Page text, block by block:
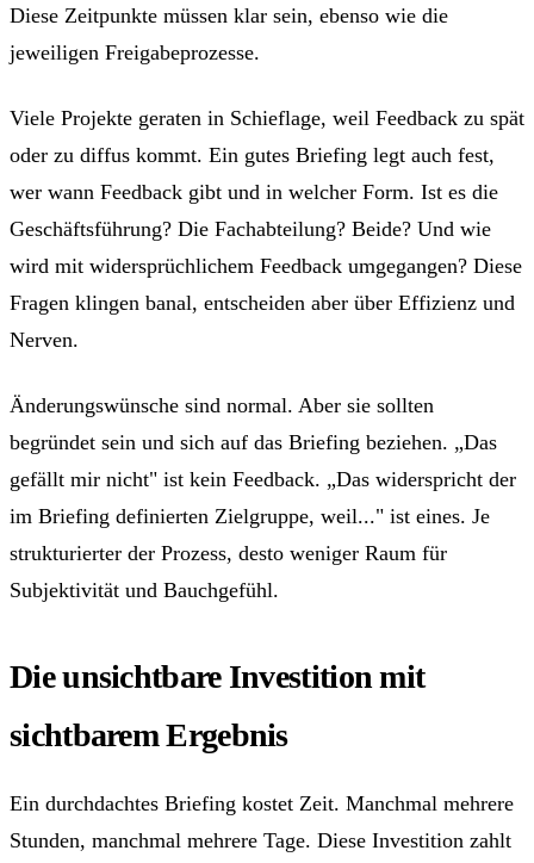
Diese Zeitpunkte müssen klar sein, ebenso wie die
jeweiligen Freigabeprozesse.
Viele Projekte geraten in Schieflage, weil Feedback zu spät
oder zu diffus kommt. Ein gutes Briefing legt auch fest,
wer wann Feedback gibt und in welcher Form. Ist es die
Geschäftsführung? Die Fachabteilung? Beide? Und wie
wird mit widersprüchlichem Feedback umgegangen? Diese
Fragen klingen banal, entscheiden aber über Effizienz und
Nerven.
Änderungswünsche sind normal. Aber sie sollten
begründet sein und sich auf das Briefing beziehen. „Das
gefällt mir nicht" ist kein Feedback. „Das widerspricht der
im Briefing definierten Zielgruppe, weil..." ist eines. Je
strukturierter der Prozess, desto weniger Raum für
Subjektivität und Bauchgefühl.
Die unsichtbare Investition mit
sichtbarem Ergebnis
Ein durchdachtes Briefing kostet Zeit. Manchmal mehrere
Stunden, manchmal mehrere Tage. Diese Investition zahlt